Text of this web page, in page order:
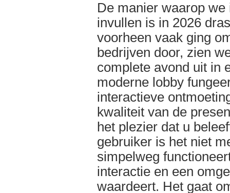
De manier waarop
invullen is in 2026
voorheen vaak ging
bedrijven door, zien
complete avond uit in
moderne lobby
interactieve
kwaliteit van de
het plezier dat u
gebruiker is het niet
simpelweg
interactie en een
waardeert. Het gaat